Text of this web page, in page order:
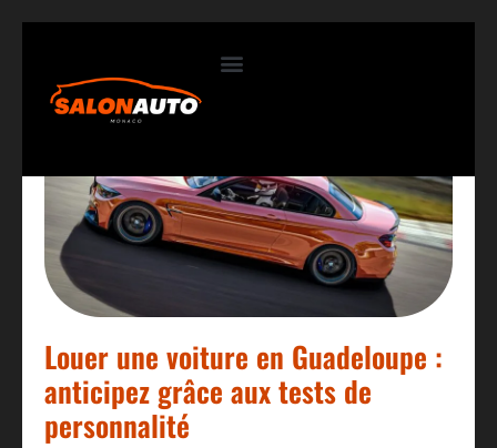
Louer une voiture en Guadeloupe :
anticipez grâce aux tests de
personnalité